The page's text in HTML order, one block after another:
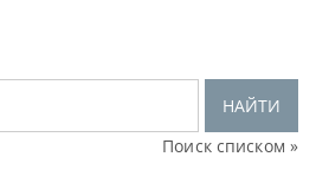
НАЙТИ
Поиск списком »